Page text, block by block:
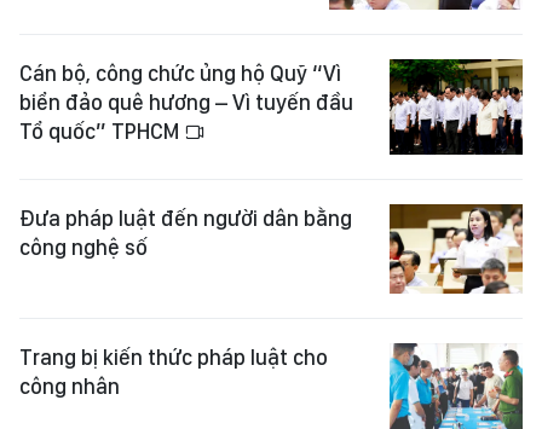
Cán bộ, công chức ủng hộ Quỹ “Vì
biển đảo quê hương – Vì tuyến đầu
Tổ quốc” TPHCM
Đưa pháp luật đến người dân bằng
công nghệ số
Trang bị kiến thức pháp luật cho
công nhân